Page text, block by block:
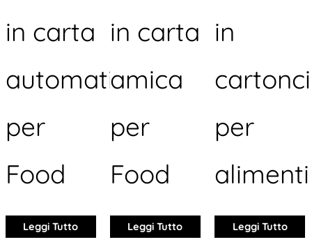
in carta
automatica
per
Food
Leggi Tutto
in carta
amica
per
Food
Leggi Tutto
in
per
alimenti
Leggi Tutto